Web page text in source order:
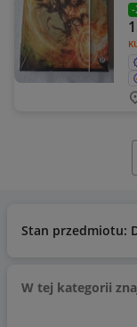
Stan przedmiotu:
W tej kategorii